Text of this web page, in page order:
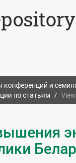
конференций и
по статьям